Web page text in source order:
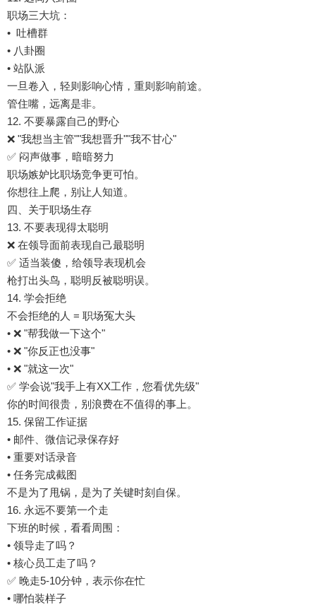
职场三大坑：
• ️ 吐槽群
• 八卦圈
• 站队派
一旦卷入，轻则影响心情，重则影响前途。
管住嘴，远离是非。
12. 不要暴露自己的野心
❌ "我想当主管""我想晋升""我不甘心"
✅ 闷声做事，暗暗努力
职场嫉妒比职场竞争更可怕。
你想往上爬，别让人知道。
四、关于职场生存
13. 不要表现得太聪明
❌ 在领导面前表现自己最聪明
✅ 适当装傻，给领导表现机会
枪打出头鸟，聪明反被聪明误。
14. 学会拒绝
不会拒绝的人 = 职场冤大头
• ❌ "帮我做一下这个"
• ❌ "你反正也没事"
• ❌ "就这一次"
✅ 学会说"我手上有XX工作，您看优先级"
你的时间很贵，别浪费在不值得的事上。
15. 保留工作证据
• 邮件、微信记录保存好
• 重要对话录音
• 任务完成截图
不是为了甩锅，是为了关键时刻自保。
16. 永远不要第一个走
下班的时候，看看周围：
• 领导走了吗？
• 核心员工走了吗？
✅ 晚走5-10分钟，表示你在忙
• 哪怕装样子